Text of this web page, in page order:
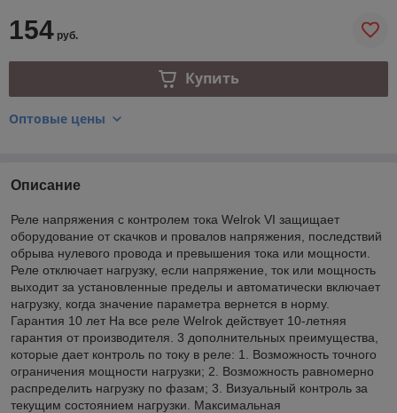
154 руб.
Купить
Оптовые цены
Описание
Реле напряжения с контролем тока Welrok VI защищает
оборудование от скачков и провалов напряжения, последствий
обрыва нулевого провода и превышения тока или мощности.
Реле отключает нагрузку, если напряжение, ток или мощность
выходит за установленные пределы и автоматически включает
нагрузку, когда значение параметра вернется в норму.
Гарантия 10 лет На все реле Welrok действует 10-летняя
гарантия от производителя. 3 дополнительных преимущества,
которые дает контроль по току в реле: 1. Возможность точного
ограничения мощности нагрузки; 2. Возможность равномерно
распределить нагрузку по фазам; 3. Визуальный контроль за
текущим состоянием нагрузки. Максимальная